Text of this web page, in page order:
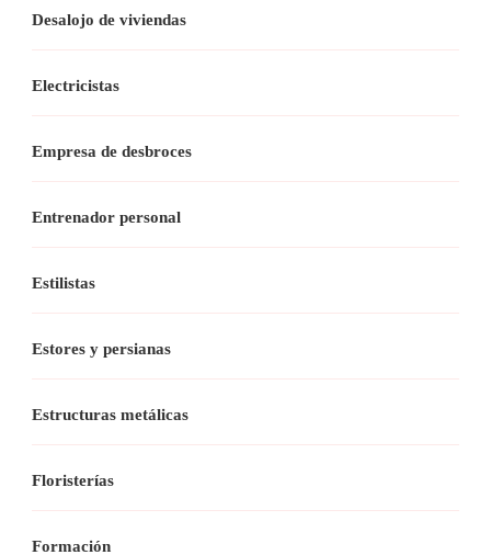
Desalojo de viviendas
Electricistas
Empresa de desbroces
Entrenador personal
Estilistas
Estores y persianas
Estructuras metálicas
Floristerías
Formación